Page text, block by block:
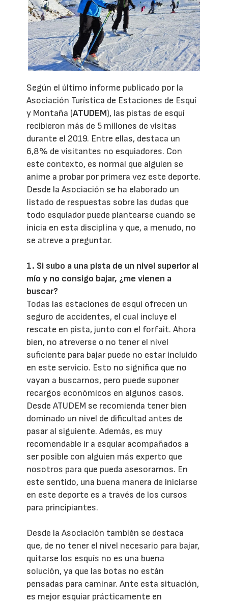
Según el último informe publicado por la
Asociación Turística de Estaciones de Esquí
y Montaña (ATUDEM), las pistas de esquí
recibieron más de 5 millones de visitas
durante el 2019. Entre ellas, destaca un
6,8% de visitantes no esquiadores. Con
este contexto, es normal que alguien se
anime a probar por primera vez este deporte.
Desde la Asociación se ha elaborado un
listado de respuestas sobre las dudas que
todo esquiador puede plantearse cuando se
inicia en esta disciplina y que, a menudo, no
se atreve a preguntar.
1. Si subo a una pista de un nivel superior al
mío y no consigo bajar, ¿me vienen a
buscar?
Todas las estaciones de esquí ofrecen un
seguro de accidentes, el cual incluye el
rescate en pista, junto con el forfait. Ahora
bien, no atreverse o no tener el nivel
suficiente para bajar puede no estar incluido
en este servicio. Esto no significa que no
vayan a buscarnos, pero puede suponer
recargos económicos en algunos casos.
Desde ATUDEM se recomienda tener bien
dominado un nivel de dificultad antes de
pasar al siguiente. Además, es muy
recomendable ir a esquiar acompañados a
ser posible con alguien más experto que
nosotros para que pueda asesorarnos. En
este sentido, una buena manera de iniciarse
en este deporte es a través de los cursos
para principiantes.
Desde la Asociación también se destaca
que, de no tener el nivel necesario para bajar,
quitarse los esquís no es una buena
solución, ya que las botas no están
pensadas para caminar. Ante esta situación,
es mejor esquiar prácticamente en